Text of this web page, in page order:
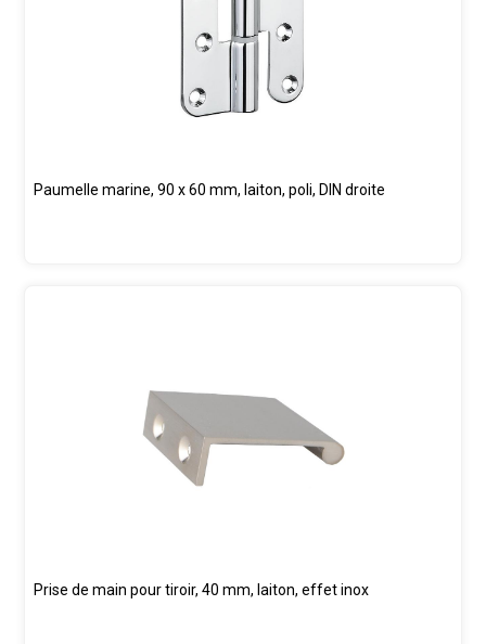
Paumelle marine, 90 x 60 mm, laiton, poli, DIN droite
Prise de main pour tiroir, 40 mm, laiton, effet inox